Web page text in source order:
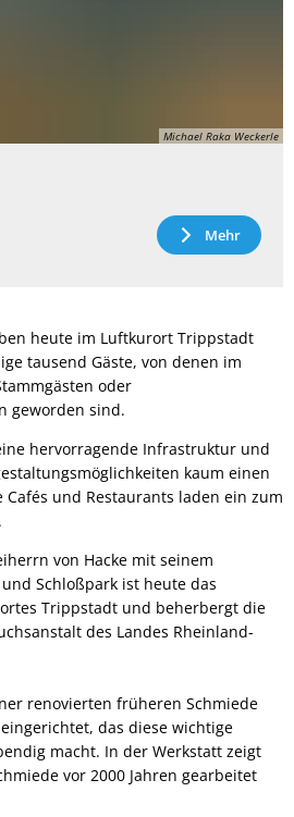
Michael Raka Weckerle
Mehr
heute im Luftkurort Trippstadt
tausend Gäste, von denen im
oder
geworden sind.
hervorragende Infrastruktur und
kaum einen
und Restaurants laden ein zum
von Hacke mit seinem
Schloßpark ist heute das
Trippstadt und beherbergt die
des Landes Rheinland-
renovierten früheren Schmiede
das diese wichtige
macht. In der Werkstatt zeigt
vor 2000 Jahren gearbeitet